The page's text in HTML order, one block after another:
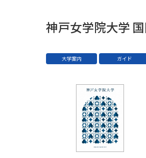
神戸女学院大学
大学案内 ガイド